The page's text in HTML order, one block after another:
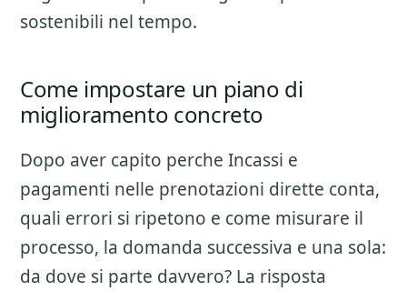
sostenibili nel tempo.
Come impostare un piano di
miglioramento concreto
Dopo aver capito perche Incassi e
pagamenti nelle prenotazioni dirette conta,
quali errori si ripetono e come misurare il
processo, la domanda successiva e una sola:
da dove si parte davvero? La risposta